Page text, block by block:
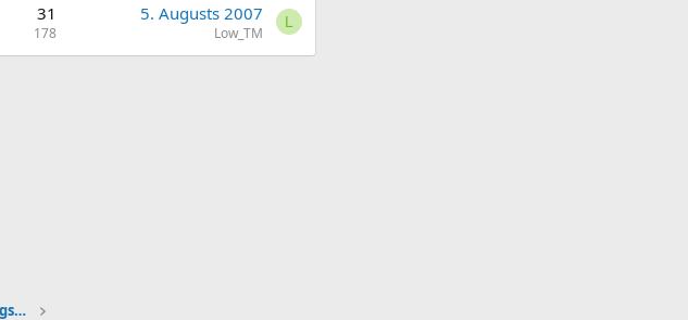
31
178
5. Augusts 2007
Low_TM
L
Online Uzņēmējdarbība un Biznesa Izaugsme